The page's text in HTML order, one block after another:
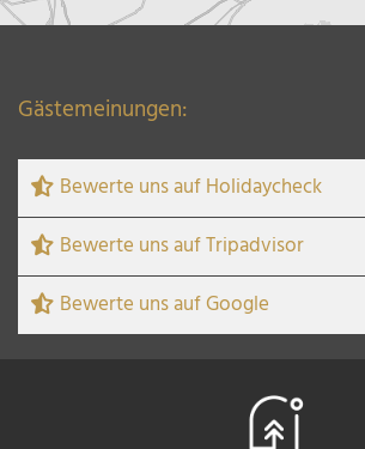
Gästemeinungen:
Bewerte uns auf Holidaycheck
Bewerte uns auf Tripadvisor
Bewerte uns auf Google